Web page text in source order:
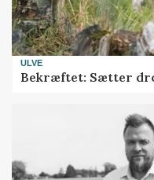
ULVE
Bekræftet: Sætter